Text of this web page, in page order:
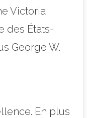
Victoria
des États-
George W.
En plus